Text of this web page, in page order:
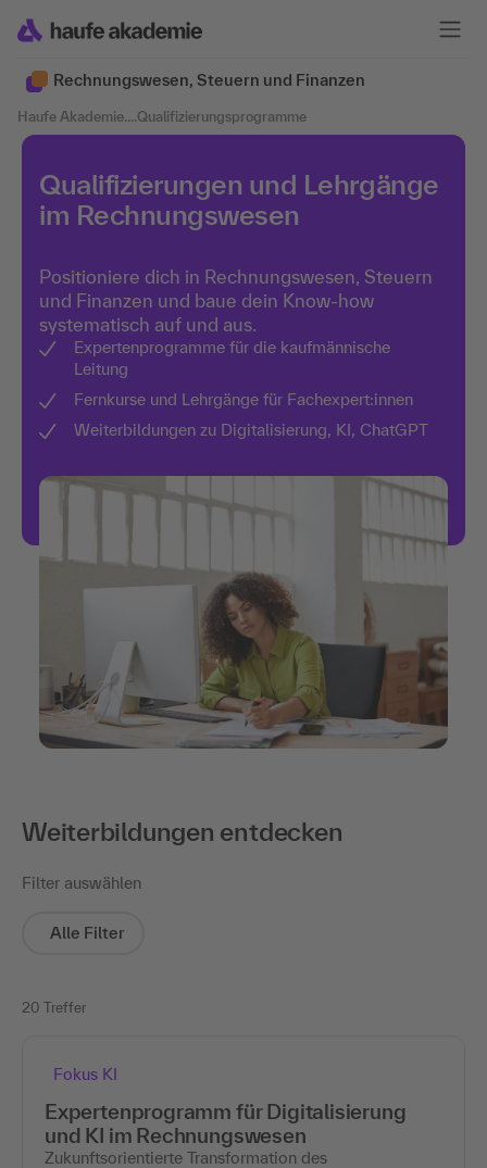
Rechnungswesen, Steuern und Finanzen
Haufe Akademie....Qualifizierungsprogramme
Qualifizierungen und Lehrgänge
im Rechnungswesen
Positioniere dich in Rechnungswesen, Steuern
und Finanzen und baue dein Know-how
systematisch auf und aus.
Expertenprogramme für die kaufmännische
Leitung
Fernkurse und Lehrgänge für Fachexpert:innen
Weiterbildungen zu Digitalisierung, KI, ChatGPT
Weiterbildungen entdecken
Filter auswählen
Alle Filter
20 Treffer
Fokus KI
Expertenprogramm für Digitalisierung
und KI im Rechnungswesen
Zukunftsorientierte Transformation des